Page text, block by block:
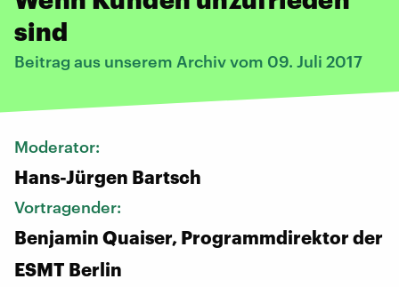
sind
Beitrag aus unserem Archiv vom 09. Juli 2017
Moderator:
Hans-Jürgen Bartsch
Vortragender:
Benjamin Quaiser, Programmdirektor der
ESMT Berlin